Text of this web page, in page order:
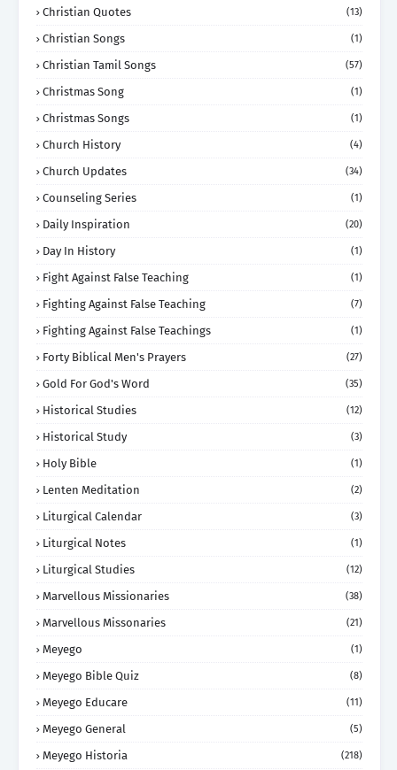
Christian Quotes (13)
Christian Songs (1)
Christian Tamil Songs (57)
Christmas Song (1)
Christmas Songs (1)
Church History (4)
Church Updates (34)
Counseling Series (1)
Daily Inspiration (20)
Day In History (1)
Fight Against False Teaching (1)
Fighting Against False Teaching (7)
Fighting Against False Teachings (1)
Forty Biblical Men's Prayers (27)
Gold For God's Word (35)
Historical Studies (12)
Historical Study (3)
Holy Bible (1)
Lenten Meditation (2)
Liturgical Calendar (3)
Liturgical Notes (1)
Liturgical Studies (12)
Marvellous Missionaries (38)
Marvellous Missonaries (21)
Meyego (1)
Meyego Bible Quiz (8)
Meyego Educare (11)
Meyego General (5)
Meyego Historia (218)